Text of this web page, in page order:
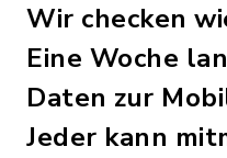
Wir checken
Eine Woche
Daten zur
Jeder kann